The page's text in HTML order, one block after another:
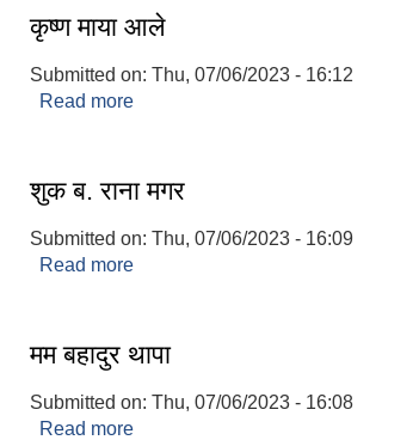
कृष्ण माया आले
Submitted on: Thu, 07/06/2023 - 16:12
Read more
शुक ब. राना मगर
Submitted on: Thu, 07/06/2023 - 16:09
Read more
मम बहादुर थापा
Submitted on: Thu, 07/06/2023 - 16:08
Read more